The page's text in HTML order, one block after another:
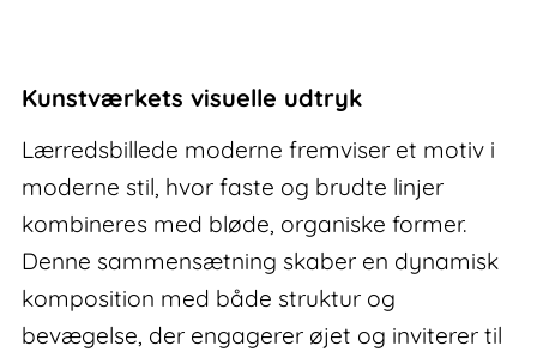
Kunstværkets visuelle udtryk
Lærredsbillede moderne fremviser et motiv i
moderne stil, hvor faste og brudte linjer
kombineres med bløde, organiske former.
Denne sammensætning skaber en dynamisk
komposition med både struktur og
bevægelse, der engagerer øjet og inviterer til